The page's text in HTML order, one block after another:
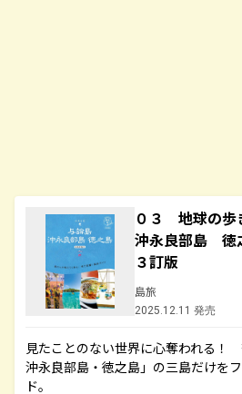
０３ 地球の
沖永良部島 徳
３訂版
島旅
2025.12.11 発売
見たことのない世界に心奪われる！
沖永良部島・徳之島」の三島だけを
ド。